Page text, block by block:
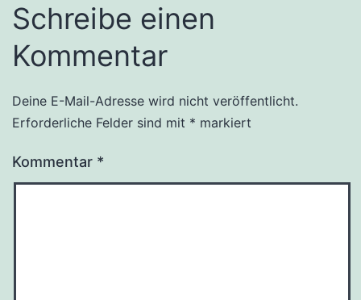
Schreibe einen
Kommentar
Deine E-Mail-Adresse wird nicht veröffentlicht.
Erforderliche Felder sind mit * markiert
Kommentar *
Alternative: